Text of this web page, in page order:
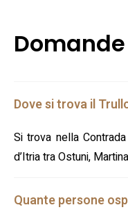
Dove si trova il
Si trova nella
d’Itria tra Ostuni,
Quante persone